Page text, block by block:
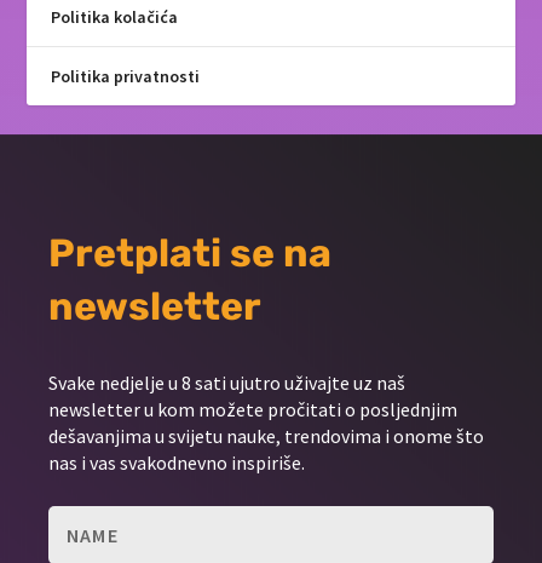
Politika kolačića
Politika privatnosti
Pretplati se na
newsletter
Svake nedjelje u 8 sati ujutro uživajte uz naš
newsletter u kom možete pročitati o posljednjim
dešavanjima u svijetu nauke, trendovima i onome što
nas i vas svakodnevno inspiriše.